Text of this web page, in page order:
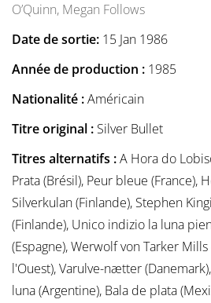
O’Quinn, Megan Follows
Date de sortie: 15 Jan 1986
Année de production : 1985
Nationalité :Américain
Titre original : Silver Bullet
Titres alternatifs :A Hora do
Prata (Brésil), Peur bleue (France),
Silverkulan (Finlande), Stephen
(Finlande), Unico indizio la luna
(Espagne), Werwolf von Tarker
l'Ouest), Varulve-nætter
luna (Argentine), Bala de plata